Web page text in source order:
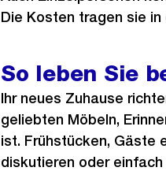
Die Kosten tragen sie
So leben Sie
Ihr neues Zuhause
geliebten Möbeln,
ist. Frühstücken, Gäste
diskutieren oder